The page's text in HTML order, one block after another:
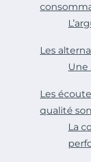
Les
Une
Les
qualité
La